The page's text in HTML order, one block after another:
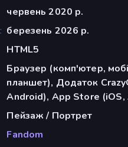
червень 2020 р.
березень 2026 р.
HTML5
Браузер (комп'ютер,
планшет), Додаток
Android), App Store (iOS,
Пейзаж / Портрет
Fandom